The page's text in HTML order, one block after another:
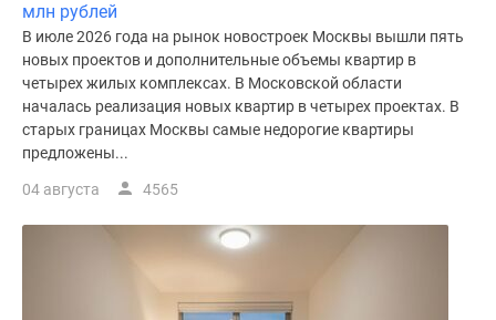
млн рублей
В июле 2026 года на рынок новостроек Москвы вышли пять
новых проектов и дополнительные объемы квартир в
четырех жилых комплексах. В Московской области
началась реализация новых квартир в четырех проектах. В
старых границах Москвы самые недорогие квартиры
предложены...
04 августа 4565